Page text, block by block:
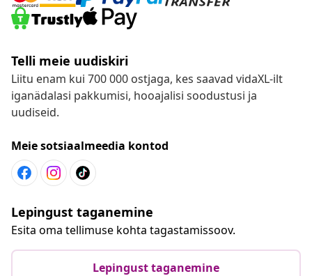
Telli meie uudiskiri
Liitu enam kui 700 000 ostjaga, kes saavad vidaXL-ilt
iganädalasi pakkumisi, hooajalisi soodustusi ja
uudiseid.
Meie sotsiaalmeedia kontod
Lepingust taganemine
Esita oma tellimuse kohta tagastamissoov.
Lepingust taganemine